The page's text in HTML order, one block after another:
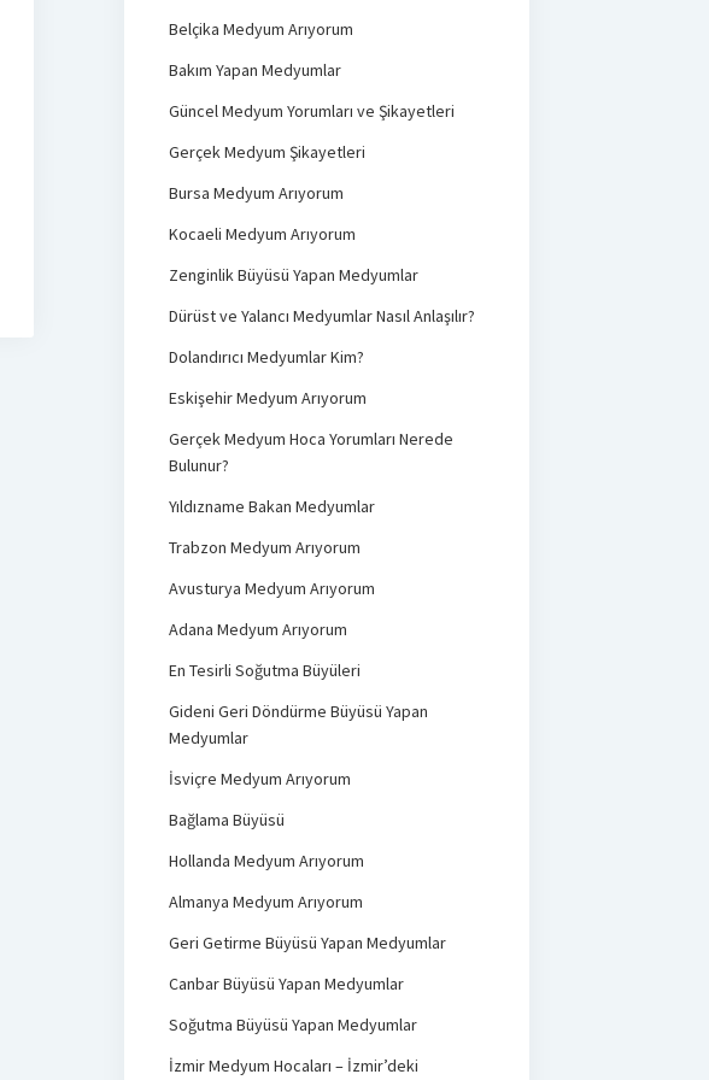
Belçika Medyum Arıyorum
Bakım Yapan Medyumlar
Güncel Medyum Yorumları ve Şikayetleri
Gerçek Medyum Şikayetleri
Bursa Medyum Arıyorum
Kocaeli Medyum Arıyorum
Zenginlik Büyüsü Yapan Medyumlar
Dürüst ve Yalancı Medyumlar Nasıl Anlaşılır?
Dolandırıcı Medyumlar Kim?
Eskişehir Medyum Arıyorum
Gerçek Medyum Hoca Yorumları Nerede
Bulunur?
Yıldızname Bakan Medyumlar
Trabzon Medyum Arıyorum
Avusturya Medyum Arıyorum
Adana Medyum Arıyorum
En Tesirli Soğutma Büyüleri
Gideni Geri Döndürme Büyüsü Yapan
Medyumlar
İsviçre Medyum Arıyorum
Bağlama Büyüsü
Hollanda Medyum Arıyorum
Almanya Medyum Arıyorum
Geri Getirme Büyüsü Yapan Medyumlar
Canbar Büyüsü Yapan Medyumlar
Soğutma Büyüsü Yapan Medyumlar
İzmir Medyum Hocaları – İzmir’deki